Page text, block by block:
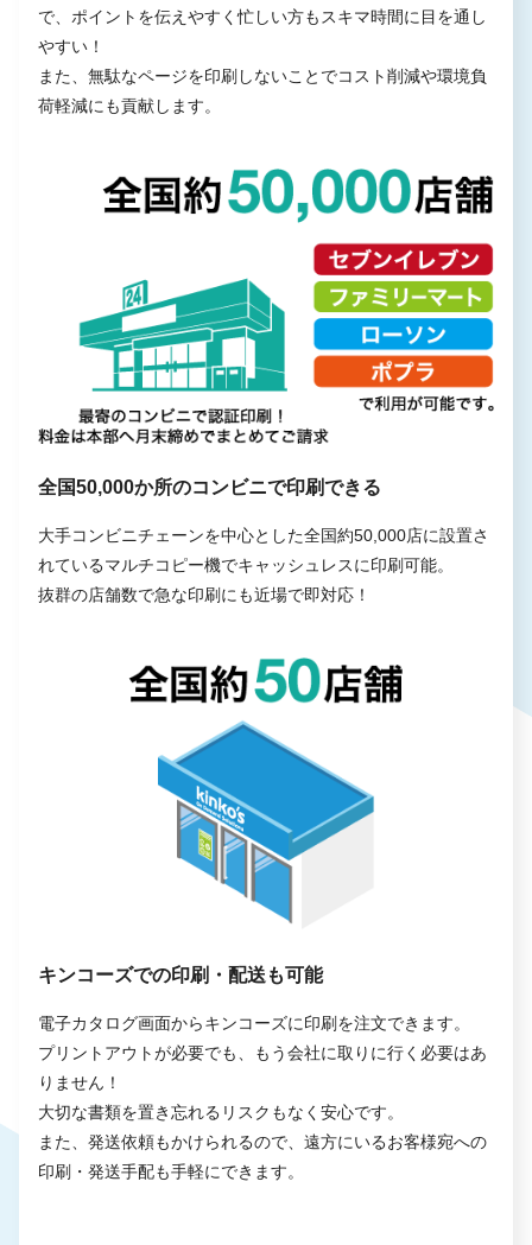
で、ポイントを伝えやすく忙しい方もスキマ時間に目を通し
やすい！
また、無駄なページを印刷しないことでコスト削減や環境負
荷軽減にも貢献します。
全国50,000か所のコンビニで印刷できる
大手コンビニチェーンを中心とした全国約50,000店に設置さ
れているマルチコピー機でキャッシュレスに印刷可能。
抜群の店舗数で急な印刷にも近場で即対応！
キンコーズでの印刷・配送も可能
電子カタログ画面からキンコーズに印刷を注文できます。
プリントアウトが必要でも、もう会社に取りに行く必要はあ
りません！
大切な書類を置き忘れるリスクもなく安心です。
また、発送依頼もかけられるので、遠方にいるお客様宛への
印刷・発送手配も手軽にできます。